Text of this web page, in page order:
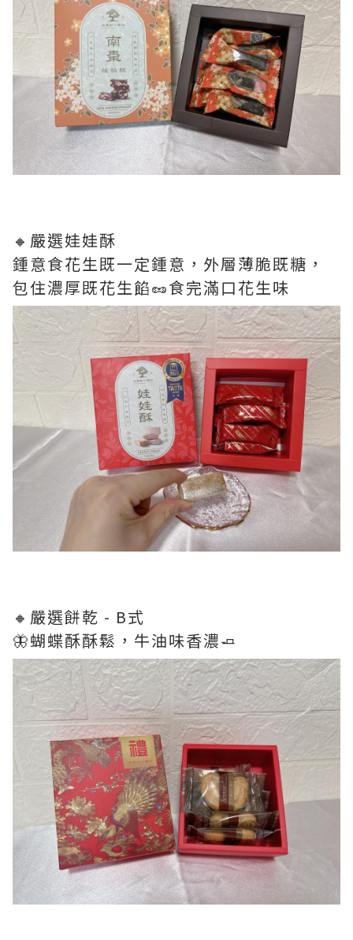
🔸嚴選娃娃酥
鍾意食花生既一定鍾意，外層薄脆既糖，
包住濃厚既花生餡🥜食完滿口花生味
🔸嚴選餅乾 - B式
🦋蝴蝶酥酥鬆，牛油味香濃🧈